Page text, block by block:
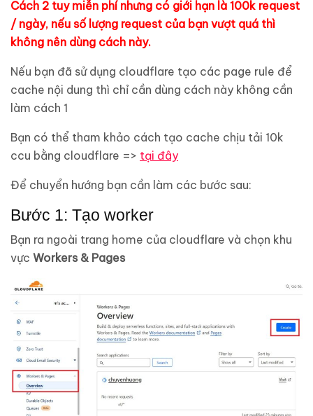
Cách 2 tuy miễn phí nhưng có giới hạn là 100k request
/ ngày, nếu số lượng request của bạn vượt quá thì
không nên dùng cách này.
Nếu bạn đã sử dụng cloudflare tạo các page rule để
cache nội dung thì chỉ cần dùng cách này không cần
làm cách 1
Bạn có thể tham khảo cách tạo cache chịu tải 10k
ccu bằng cloudflare => tại đây
Để chuyển hướng bạn cần làm các bước sau:
Bước 1: Tạo worker
Bạn ra ngoài trang home của cloudflare và chọn khu
vực Workers & Pages